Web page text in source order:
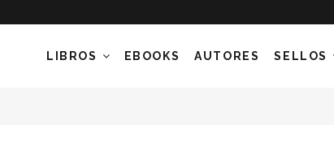
LIBROS EBOOKS AUTORES SELLOS